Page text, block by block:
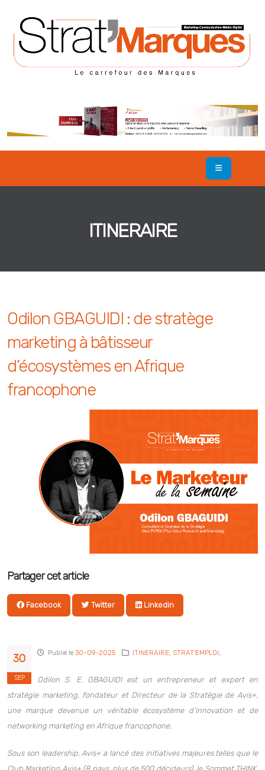
ITINERAIRE
Odilon GBAGUIDI : de stratège
marketing à bâtisseur
d’écosystèmes en Afrique
francophone
Facebook Twitter Linkedin
30
Odilon S. E. GBAGUIDI est un entrepreneur et expert en
stratégie marketing, fondateur et Directeur de la Stratégie de Avis+,
une marque devenue un véritable écosystème d’innovation et de
Sous son leadership, Avis+ a lancé des initiatives majeures telles que le